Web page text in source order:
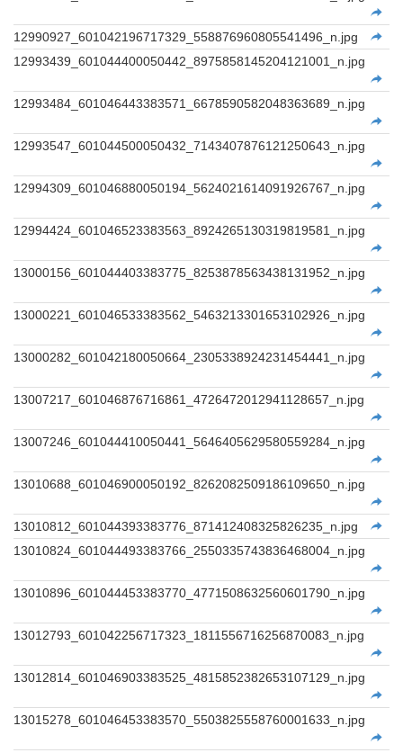
12990927_601042196717329_558876960805541496_n.jpg
12993439_601044400050442_8975858145204121001_n.jpg
12993484_601046443383571_6678590582048363689_n.jpg
12993547_601044500050432_7143407876121250643_n.jpg
12994309_601046880050194_5624021614091926767_n.jpg
12994424_601046523383563_8924265130319819581_n.jpg
13000156_601044403383775_8253878563438131952_n.jpg
13000221_601046533383562_5463213301653102926_n.jpg
13000282_601042180050664_2305338924231454441_n.jpg
13007217_601046876716861_4726472012941128657_n.jpg
13007246_601044410050441_5646405629580559284_n.jpg
13010688_601046900050192_8262082509186109650_n.jpg
13010812_601044393383776_871412408325826235_n.jpg
13010824_601044493383766_2550335743836468004_n.jpg
13010896_601044453383770_4771508632560601790_n.jpg
13012793_601042256717323_1811556716256870083_n.jpg
13012814_601046903383525_4815852382653107129_n.jpg
13015278_601046453383570_5503825558760001633_n.jpg